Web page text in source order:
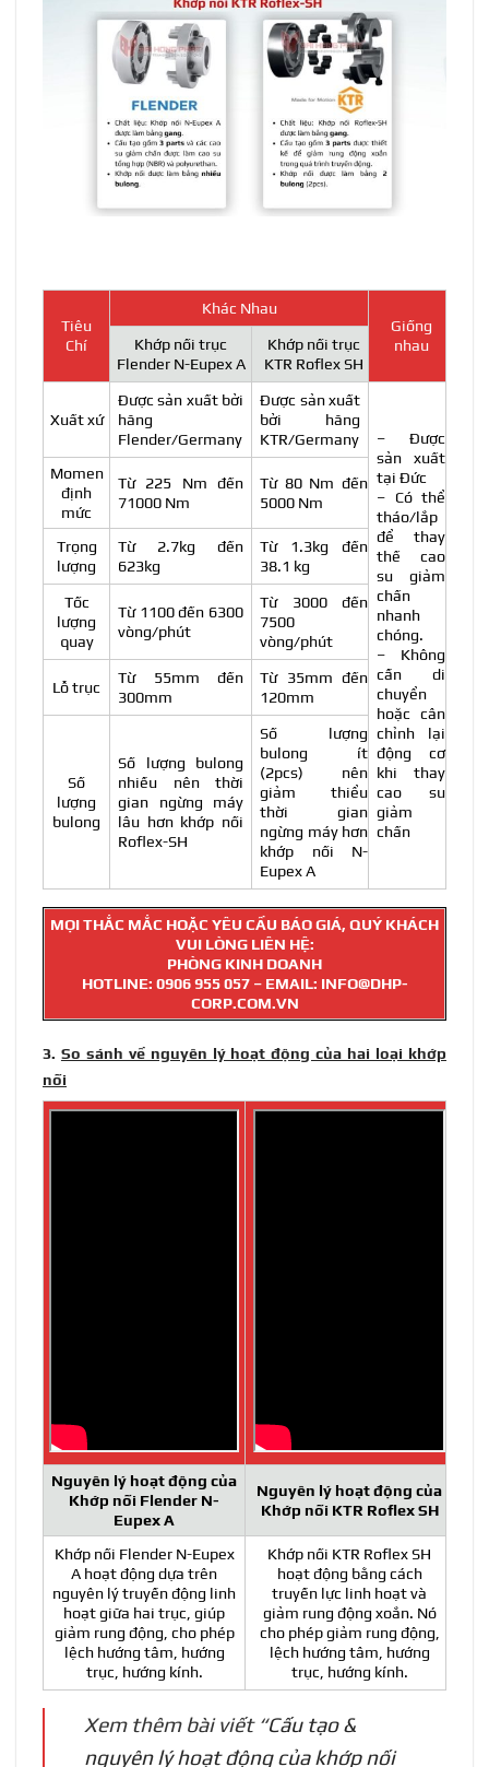
Tiêu
Chí
Khác Nhau
Giống
nhau
Khớp nối trục
Flender N-Eupex A
Khớp nối trục
KTR Roflex SH
Xuất xứ
Được sản xuất bởi
hãng
Flender/Germany
Được sản xuất
bởi hãng
KTR/Germany
– Được
sản xuất
tại Đức
– Có thể
tháo/lắp
để thay
thế cao
su giảm
chấn
nhanh
chóng.
– Không
cần di
chuyển
hoặc cân
chỉnh lại
động cơ
khi thay
cao su
giảm
chấn
Momen
định
mức
Từ 225 Nm đến
71000 Nm
Từ 80 Nm đến
5000 Nm
Trọng
lượng
Từ 2.7kg đến
623kg
Từ 1.3kg đến
38.1 kg
Tốc
lượng
quay
Từ 1100 đến 6300
vòng/phút
Từ 3000 đến
7500
vòng/phút
Lỗ trục
Từ 55mm đến
300mm
Từ 35mm đến
120mm
Số
lượng
bulong
Số lượng bulong
nhiều nên thời
gian ngừng máy
lâu hơn khớp nối
Roflex-SH
Số lượng
bulong ít
(2pcs) nên
giảm thiểu
thời gian
ngừng máy hơn
khớp nối N-
Eupex A
MỌI THẮC MẮC HOẶC YÊU CẦU BÁO GIÁ, QUÝ KHÁCH
VUI LÒNG LIÊN HỆ:
PHÒNG KINH DOANH
HOTLINE: 0906 955 057– EMAIL: INFO@DHP-
CORP.COM.VN
3. So sánh về nguyên lý hoạt động của hai loại khớp
nối
Nguyên lý hoạt động của
Khớp nối Flender N-
Eupex A
Nguyên lý hoạt động của
Khớp nối KTR Roflex SH
Khớp nối Flender N-Eupex
A hoạt động dựa trên
nguyên lý truyền động linh
hoạt giữa hai trục, giúp
giảm rung động, cho phép
lệch hướng tâm, hướng
trục, hướng kính.
Khớp nối KTR Roflex SH
hoạt động bằng cách
truyền lực linh hoạt và
giảm rung động xoắn. Nó
cho phép giảm rung động,
lệch hướng tâm, hướng
trục, hướng kính.
Xem thêm bài viết “Cấu tạo &
nguyên lý hoạt động của khớp nối